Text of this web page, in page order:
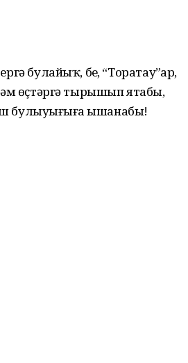
булайыҡ, беҙ, “Торатау”ҙар,
өҫтәргә тырышып ятабыҙ,
булыуығыҙға ышанабыҙ!